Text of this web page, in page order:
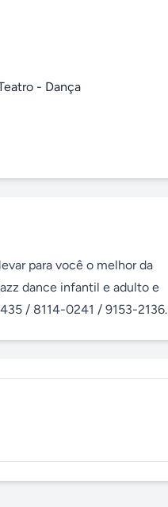
- Dança
para você o melhor da
dance infantil e adulto e
/ 8114-0241 / 9153-2136.